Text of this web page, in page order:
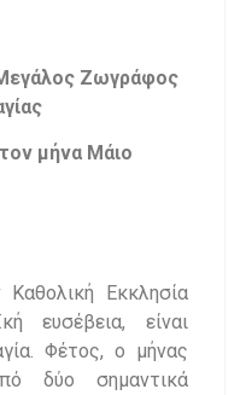
Ζωγράφος
μήνα Μάιο
Εκκλησία
ευσέβεια, είναι
Φέτος, ο μήνας
δύο σημαντικά